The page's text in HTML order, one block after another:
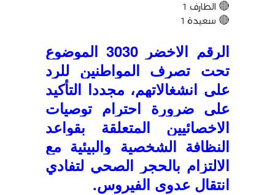
🔴 الطارف 1
🔴 سعيدة 1
الرقم الاخضر 3030 الموضوع
تحت تصرف المواطنين للرد
على انشغالاتهم، مجددا التأكيد
على ضرورة احترام توصيات
الاخصائيين المتعلقة بقواعد
النظافة الشخصية والبيئية مع
الالتزام بالحجر الصحي لتفادي
انتقال عدوى الفيروس.